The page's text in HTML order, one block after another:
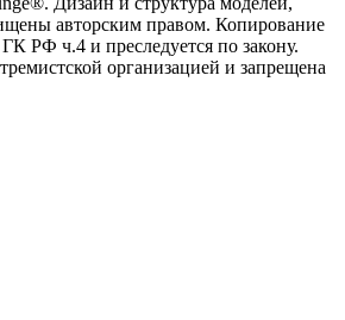
авторским правом. Копирование
РФ ч.4 и преследуется по закону.
организацией и запрещена